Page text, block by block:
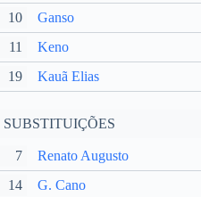
10 Ganso
11 Keno
19 Kauã Elias
SUBSTITUIÇÕES
7 Renato Augusto
14 G. Cano